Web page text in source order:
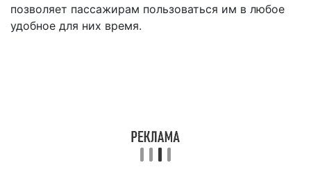
позволяет пассажирам пользоваться им в любое
удобное для них время.